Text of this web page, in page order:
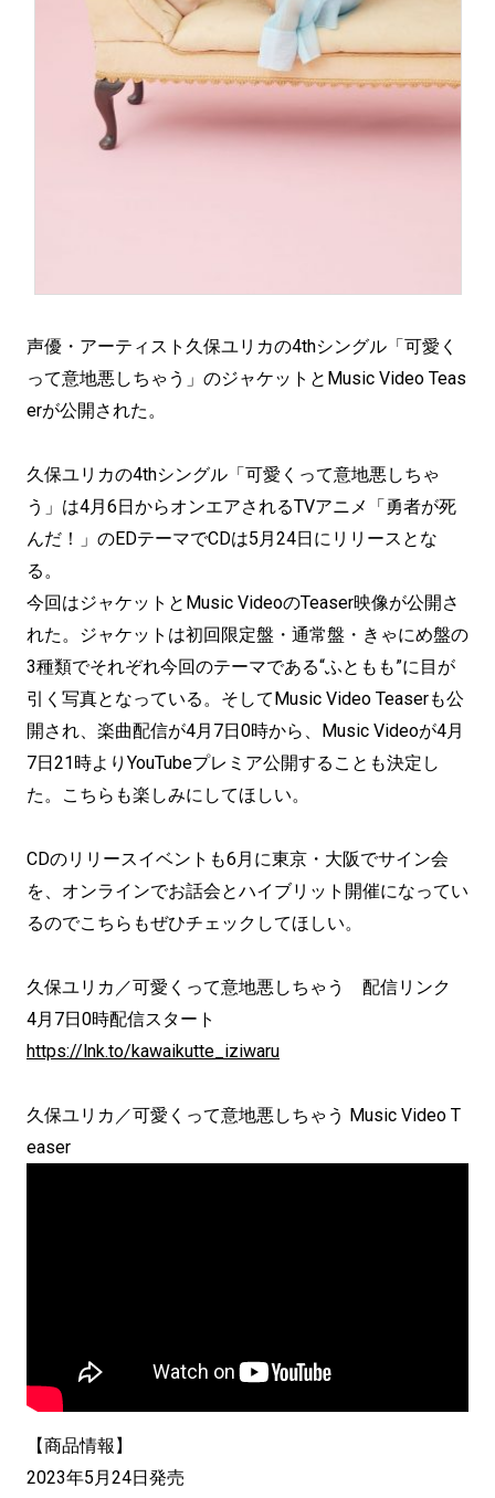
声優・アーティスト久保ユリカの4thシングル「可愛く
って意地悪しちゃう」のジャケットとMusic Video Teas
erが公開された。
久保ユリカの4thシングル「可愛くって意地悪しちゃ
う」は4月6日からオンエアされるTVアニメ「勇者が死
んだ！」のEDテーマでCDは5月24日にリリースとな
る。
今回はジャケットとMusic VideoのTeaser映像が公開さ
れた。ジャケットは初回限定盤・通常盤・きゃにめ盤の
3種類でそれぞれ今回のテーマである“ふともも”に目が
引く写真となっている。そしてMusic Video Teaserも公
開され、楽曲配信が4月7日0時から、Music Videoが4月
7日21時よりYouTubeプレミア公開することも決定し
た。こちらも楽しみにしてほしい。
CDのリリースイベントも6月に東京・大阪でサイン会
を、オンラインでお話会とハイブリット開催になってい
るのでこちらもぜひチェックしてほしい。
久保ユリカ／可愛くって意地悪しちゃう 配信リンク
4月7日0時配信スタート
https://lnk.to/kawaikutte_iziwaru
久保ユリカ／可愛くって意地悪しちゃう Music Video T
easer
【商品情報】
2023年5月24日発売